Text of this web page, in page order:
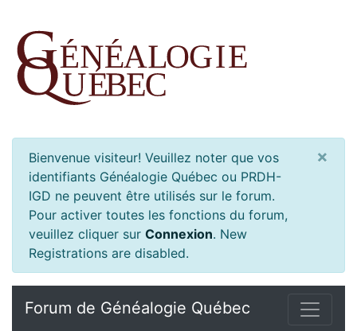
Bienvenue visiteur! Veuillez noter que vos
identifiants Généalogie Québec ou PRDH-
IGD ne peuvent être utilisés sur le forum.
Pour activer toutes les fonctions du forum,
veuillez cliquer sur Connexion. New
Registrations are disabled.
×
Forum de Généalogie Québec